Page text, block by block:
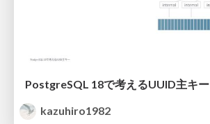
PostgreSQL 18で考えるUUID主キー
kazuhiro1982